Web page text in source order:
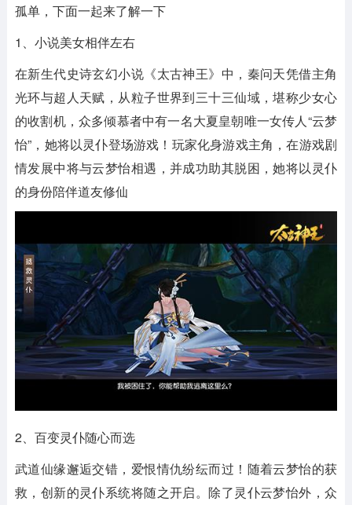
孤单，下面一起来了解一下
1、小说美女相伴左右
在新生代史诗玄幻小说《太古神王》中，秦问天凭借主角
光环与超人天赋，从粒子世界到三十三仙域，堪称少女心
的收割机，众多倾慕者中有一名大夏皇朝唯一女传人“云梦
怡”，她将以灵仆登场游戏！玩家化身游戏主角，在游戏剧
情发展中将与云梦怡相遇，并成功助其脱困，她将以灵仆
的身份陪伴道友修仙
2、百变灵仆随心而选
武道仙缘邂逅交错，爱恨情仇纷纭而过！随着云梦怡的获
救，创新的灵仆系统将随之开启。除了灵仆云梦怡外，众